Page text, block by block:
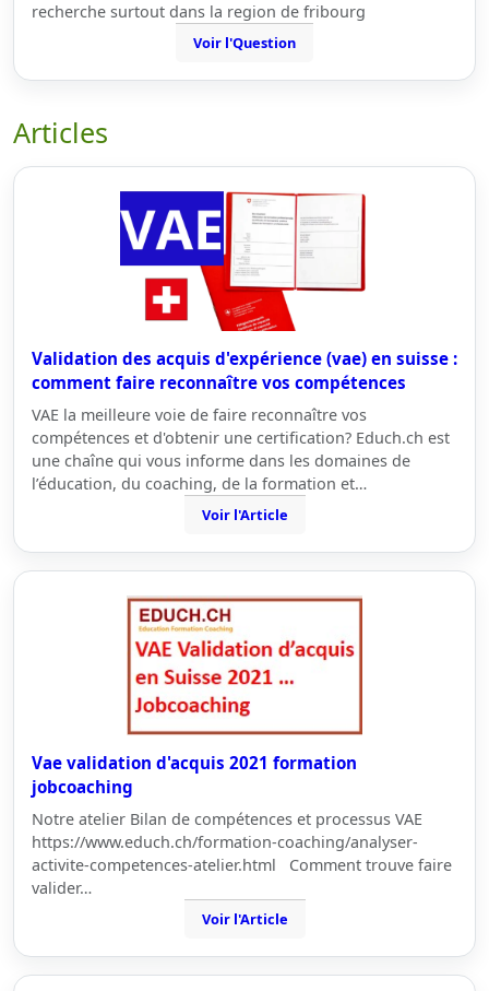
recherche surtout dans la region de fribourg
Voir l'Question
Articles
Validation des acquis d'expérience (vae) en suisse :
comment faire reconnaître vos compétences
VAE la meilleure voie de faire reconnaître vos
compétences et d'obtenir une certification? Educh.ch est
une chaîne qui vous informe dans les domaines de
l’éducation, du coaching, de la formation et…
Voir l'Article
Vae validation d'acquis 2021 formation
jobcoaching
Notre atelier Bilan de compétences et processus VAE
https://www.educh.ch/formation-coaching/analyser-
activite-competences-atelier.html Comment trouve faire
valider…
Voir l'Article